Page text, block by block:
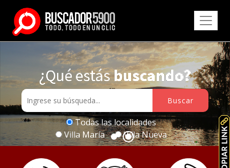
¿Qué estásbuscando?
Todas las localidades
Villa María
Villa Nueva